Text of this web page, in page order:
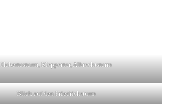
Hubertusturm, Kleppertor, Albrechtsturm
Blick auf den Friedrichsturm